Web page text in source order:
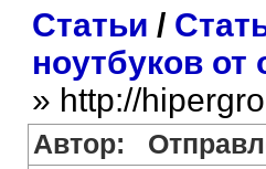
Статьи /
ноутбуков
» http://
Автор: